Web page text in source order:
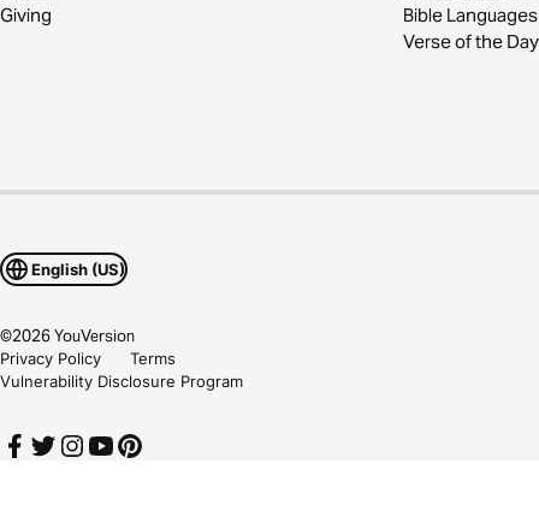
Giving
Bible Languages
Verse of the Day
English (US)
©2026YouVersion
Privacy Policy
Terms
Vulnerability Disclosure Program